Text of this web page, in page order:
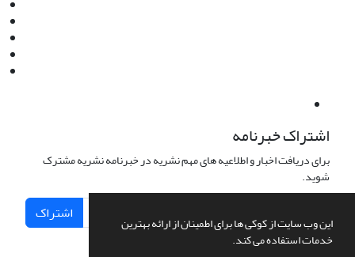
این وب سایت از کوکی ها برای اطمینان از ارائه بهترین
خدمات استفاده می کند.
اشتراک خبرنامه
برای دریافت اخبار و اطلاعیه های مهم نشریه در خبرنامه نشریه مشترک
شوید.
اشتراک